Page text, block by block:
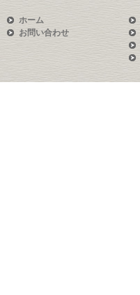
ホーム
お問い合わせ